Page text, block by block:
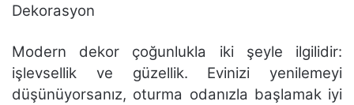
Dekorasyon
Modern dekor çoğunlukla iki şeyle ilgilidir:
işlevsellik ve güzellik. Evinizi yenilemeyi
düşünüyorsanız, oturma odanızla başlamak iyi